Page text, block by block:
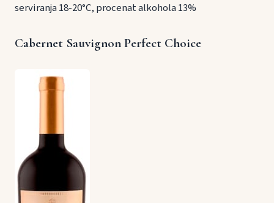
serviranja 18-20°C, procenat alkohola 13%
Cabernet Sauvignon Perfect Choice